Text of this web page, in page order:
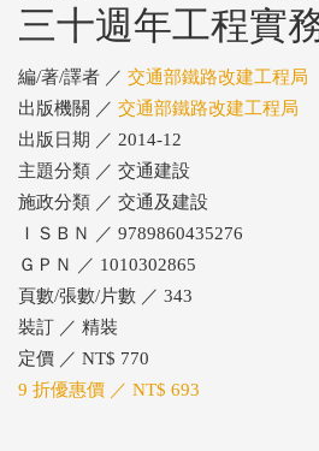
三十週年工程實
編/著/譯者 ／ 交通部鐵路改建工程局
出版機關 ／ 交通部鐵路改建工程局
出版日期 ／ 2014-12
主題分類 ／ 交通建設
施政分類 ／ 交通及建設
ＩＳＢＮ ／ 9789860435276
ＧＰＮ ／ 1010302865
頁數/張數/片數 ／ 343
裝訂 ／ 精裝
定價 ／ NT$ 770
9 折優惠價 ／ NT$ 693